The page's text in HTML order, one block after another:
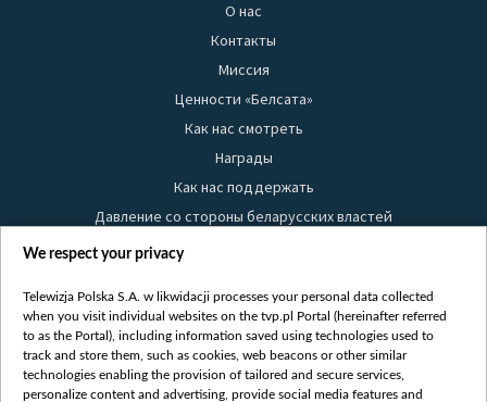
О нас
Контакты
Миссия
Ценности «Белсата»
Как нас смотреть
Награды
Как нас поддержать
Давление со стороны беларусских властей
Правила использования материалов
Безопасность
Youtube
Белсат news
We respect your privacy
Telewizja Polska S.A. w likwidacji processes your personal data collected
when you visit individual websites on the tvp.pl Portal (hereinafter referred
to as the Portal), including information saved using technologies used to
track and store them, such as cookies, web beacons or other similar
technologies enabling the provision of tailored and secure services,
personalize content and advertising, provide social media features and